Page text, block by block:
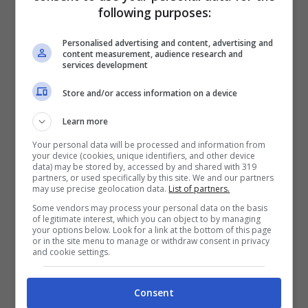
Ma se fido riesce ad agguantare un pezzetto
padrone, senza che nessuno se ne
accorga? Come bisogna comportarsi?
Continuiamo la lettura.
Potrebbe interessarti anche:Il cane può
mangiare i grissini: cosa è importante sapere
Fido ha mangiato la
focaccia: cosa fare
Come tutti i pelosi domestici, fido può
following purposes:
Personalised advertising and content, advertising and
content measurement, audience research and
services development
Store and/or access information on a device
Learn more
Your personal data will be processed and information from
your device (cookies, unique identifiers, and other device
data) may be stored by, accessed by and shared with 319
partners, or used specifically by this site. We and our partners
may use precise geolocation data. List of partners.
Some vendors may process your personal data on the basis
of legitimate interest, which you can object to by managing
your options below. Look for a link at the bottom of this page
or in the site menu to manage or withdraw consent in privacy
and cookie settings.
Consent